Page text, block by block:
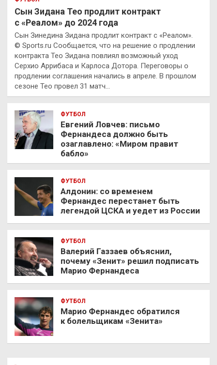
Сын Зидана Тео продлит контракт
с «Реалом» до 2024 года
Сын Зинедина Зидана продлит контракт с «Реалом».
© Sports.ru Сообщается, что на решение о продлении
контракта Тео Зидана повлиял возможный уход
Серхио Аррибаса и Карлоса Дотора. Переговоры о
продлении соглашения начались в апреле. В прошлом
сезоне Тео провел 31 матч…
ФУТБОЛ
Евгений Ловчев: письмо
Фернандеса должно быть
озаглавлено: «Миром правит
бабло»
ФУТБОЛ
Алдонин: со временем
Фернандес перестанет быть
легендой ЦСКА и уедет из России
ФУТБОЛ
Валерий Газзаев объяснил,
почему «Зенит» решил подписать
Марио Фернандеса
ФУТБОЛ
Марио Фернандес обратился
к болельщикам «Зенита»